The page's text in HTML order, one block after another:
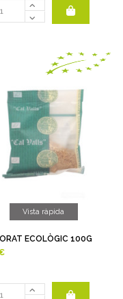
Vista ràpida
ECOLÒGIC 100G